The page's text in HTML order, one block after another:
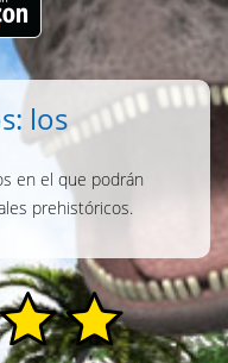
los
en el que podrán
prehistóricos.